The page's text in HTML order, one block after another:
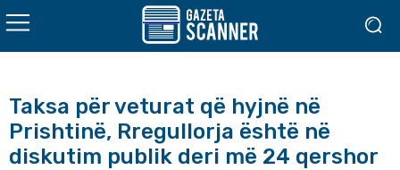
Taksa për veturat që hyjnë në
Prishtinë, Rregullorja është në
diskutim publik deri më 24 qershor